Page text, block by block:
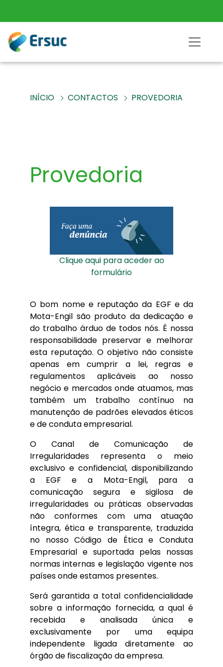
INÍCIO CONTACTOS PROVEDORIA
Provedoria
Clique aqui para aceder ao
formulário
O bom nome e reputação da EGF e da
Mota-Engil são produto da dedicação e
do trabalho árduo de todos nós. É nossa
responsabilidade preservar e melhorar
esta reputação. O objetivo não consiste
apenas em cumprir a lei, regras e
regulamentos aplicáveis ao nosso
negócio e mercados onde atuamos, mas
também um trabalho contínuo na
manutenção de padrões elevados éticos
e de conduta empresarial.
O Canal de Comunicação de
Irregularidades representa o meio
exclusivo e confidencial, disponibilizando
a EGF e a Mota-Engil, para a
comunicação segura e sigilosa de
irregularidades ou práticas observadas
não conformes com uma atuação
íntegra, ética e transparente, traduzida
no nosso Código de Ética e Conduta
Empresarial e suportada pelas nossas
normas internas e legislação vigente nos
países onde estamos presentes.
Será garantida a total confidencialidade
sobre a informação fornecida, a qual é
recebida e analisada única e
exclusivamente por uma equipa
independente ligada diretamente ao
órgão de fiscalização da empresa.